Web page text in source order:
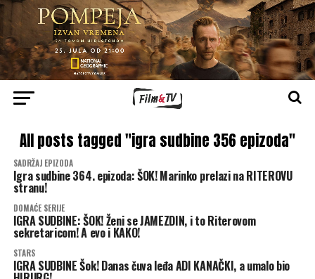
All posts tagged "igra sudbine 356 epizoda"
SADRŽAJ EPIZODA
Igra sudbine 364. epizoda: ŠOK! Marinko prelazi na RITEROVU
stranu!
DOMAĆE SERIJE
IGRA SUDBINE: ŠOK! Ženi se JAMEZDIN, i to Riterovom
sekretaricom! A evo i KAKO!
STARS
IGRA SUDBINE Šok! Danas čuva leđa ADI KANAČKI, a umalo bio